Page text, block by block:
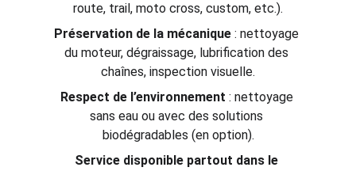
route, trail, moto cross, custom, etc.).
Préservation de la mécanique : nettoyage
du moteur, dégraissage, lubrification des
chaînes, inspection visuelle.
Respect de l’environnement : nettoyage
sans eau ou avec des solutions
biodégradables (en option).
Service disponible partout dans le